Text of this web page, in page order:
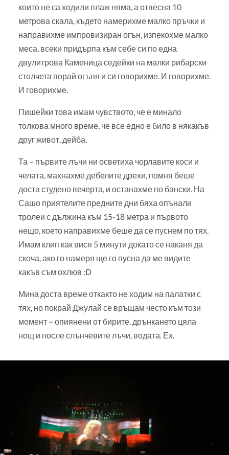
които не са ходили плаж няма, а отвесна 10
метрова скала, където намерихме малко пръчки и
направихме импровизиран огън, изпекохме малко
меса, всеки придърпа към себе си по една
двулитрова Каменица седейки на малки рибарски
столчета порай огъня и си говорихме. И говорихме.
И говорихме.
Пишейки това имам чувството, че е минало
толкова много време, че все едно е било в някакъв
друг живот, дейба.
Та – първите лъчи ни осветиха чорлавите коси и
челата, махнахме дебелите дрехи, помня беше
доста студено вечерта, и останахме по бански. На
Сашо приятелите предните дни бяха опънали
тролеи с дължина към 15-18 метра и първото
нещо, което направихме беше да се пуснем по тях.
Имам клип как вися 5 минути докато се наканя да
скоча, ако го намеря ще го пусна да ме видите
какъв съм охлюв :D
Мина доста време откакто не ходим на палатки с
тях, но покрай Джулай се връщам често към този
момент – опиянени от бирите, дрънкането цяла
нощ и после слънчевите лъчи, водата. Ех.